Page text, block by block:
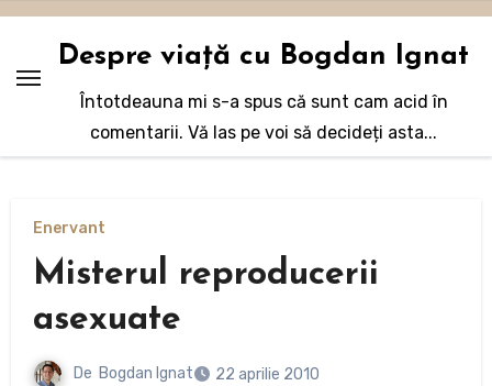
Sari
conținut
Despre viață cu Bogdan Ignat
Întotdeauna mi s-a spus că sunt cam acid în
comentarii. Vă las pe voi să decideți asta...
Enervant
Misterul reproducerii
asexuate
De Bogdan Ignat
22 aprilie 2010